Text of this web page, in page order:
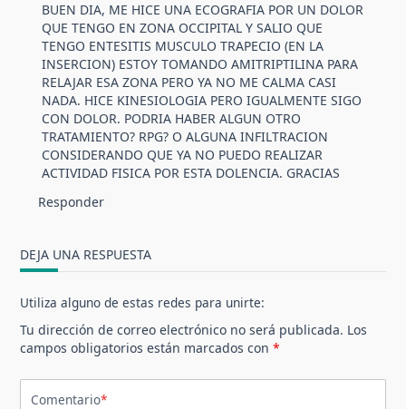
BUEN DIA, ME HICE UNA ECOGRAFIA POR UN DOLOR
QUE TENGO EN ZONA OCCIPITAL Y SALIO QUE
TENGO ENTESITIS MUSCULO TRAPECIO (EN LA
INSERCION) ESTOY TOMANDO AMITRIPTILINA PARA
RELAJAR ESA ZONA PERO YA NO ME CALMA CASI
NADA. HICE KINESIOLOGIA PERO IGUALMENTE SIGO
CON DOLOR. PODRIA HABER ALGUN OTRO
TRATAMIENTO? RPG? O ALGUNA INFILTRACION
CONSIDERANDO QUE YA NO PUEDO REALIZAR
ACTIVIDAD FISICA POR ESTA DOLENCIA. GRACIAS
Responder
DEJA UNA RESPUESTA
Utiliza alguno de estas redes para unirte:
Tu dirección de correo electrónico no será publicada. Los
campos obligatorios están marcados con*
Comentario*